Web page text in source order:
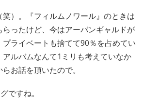
笑）。『フィルムノワール』のときは
ったけど、今はアーバンギャルドが
ライベートも捨てて90％を占めてい
アルバムなんて1ミリも考えていなか
お話を頂いたので。
ですね。